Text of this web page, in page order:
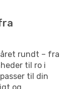
rundt – fra
til ro i
til din